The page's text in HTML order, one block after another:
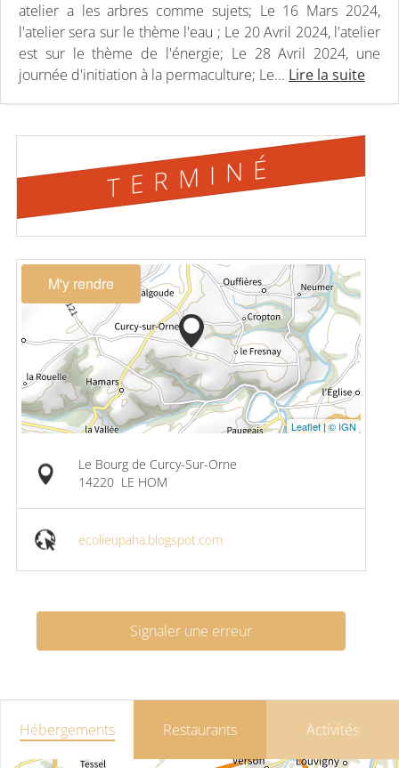
atelier a les arbres comme sujets; Le 16 Mars 2024,
l'atelier sera sur le thème l'eau ; Le 20 Avril 2024, l'atelier
est sur le thème de l'énergie; Le 28 Avril 2024, une
journée d'initiation à la permaculture; Le... Lire la suite
TERMINÉ
M'y rendre
Leaflet|© IGN
Le Bourg de Curcy-Sur-Orne
14220 LE HOM
ecolieupaha.blogspot.com
Signaler une erreur
Hébergements Restaurants Activités